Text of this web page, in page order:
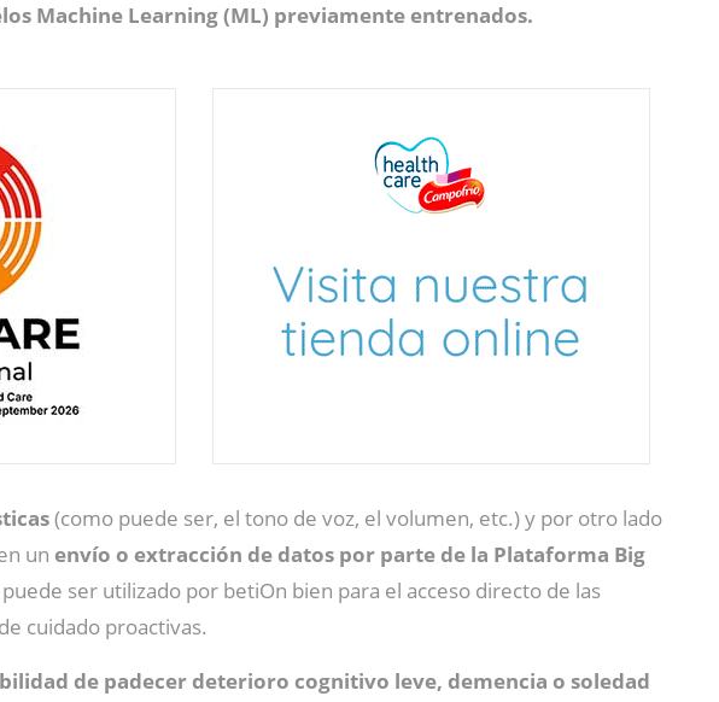
Machine Learning (ML) previamente entrenados.
(como puede ser, el tono de voz, el volumen, etc.) y por otro lado
un envío o extracción de datos por parte de la Plataforma Big
ser utilizado por betiOn bien para el acceso directo de las
cuidado proactivas.
de padecer deterioro cognitivo leve, demencia o soledad